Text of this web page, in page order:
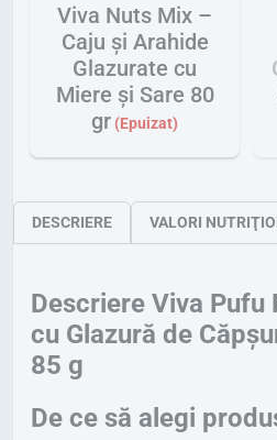
Viva Nuts Mix –
Caju și Arahide
Glazurate cu
Miere și Sare 80
gr
DESCRIERE VALORI
Descriere Viva Pufu
cu Glazură de
85 g
De ce să alegi